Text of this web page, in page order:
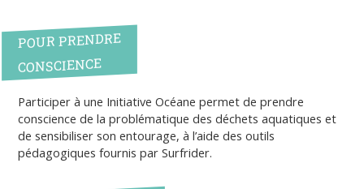
POUR PRENDRE
CONSCIENCE
Participer à une Initiative Océane permet de prendre
conscience de la problématique des déchets aquatiques et
de sensibiliser son entourage, à l’aide des outils
pédagogiques fournis par Surfrider.